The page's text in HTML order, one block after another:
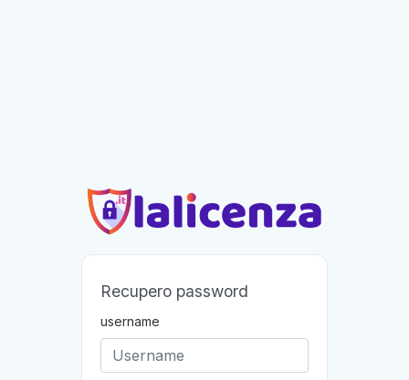
Recupero password
username